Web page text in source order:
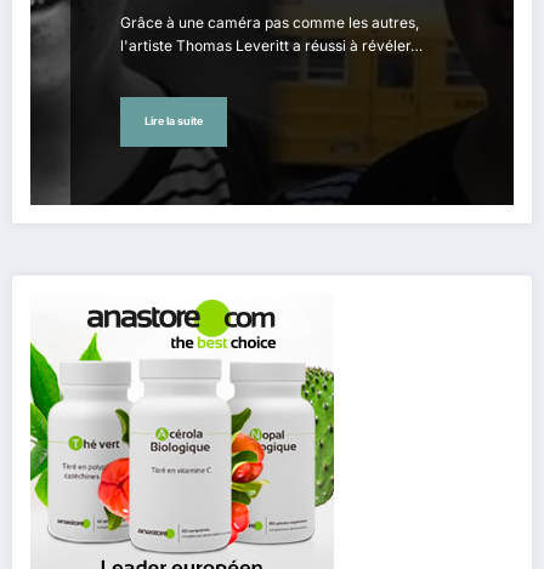
Grâce à une caméra pas comme les autres,
l'artiste Thomas Leveritt a réussi à révéler…
Lire la suite